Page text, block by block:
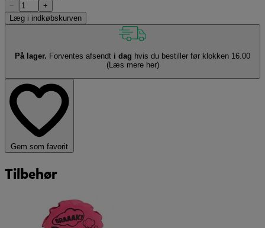
−
+
Læg i indkøbskurven
På lager. Forventes afsendt i dag hvis du bestiller før klokken 16.00
(Læs mere her)
Gem som favorit
Tilbehør